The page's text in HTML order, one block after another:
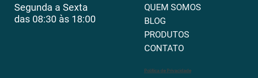
Segunda a Sexta
das 08:30 às 18:00
QUEM SOMOS
BLOG
PRODUTOS
CONTATO
Política de Privacidade